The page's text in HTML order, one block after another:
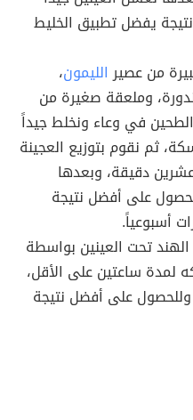
يفضل تطبيق الخليط
من عصيرالليمون،
وملعقة صغيرة من
في وعاء ونخلط جيداً
ثم نقوم بتوزيع العجينة
دقيقة، وبعدها
على أفضل نتيجة
أسبوعياً.
تحت العينين بواسطة
لمدة ساعتين على الأقل،
وللحصول على أفضل نتيجة